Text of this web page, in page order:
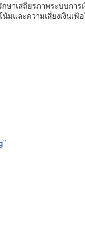
าเสถียรภาพระบบกา
และความเสี่ยงเงินเฟ้
"